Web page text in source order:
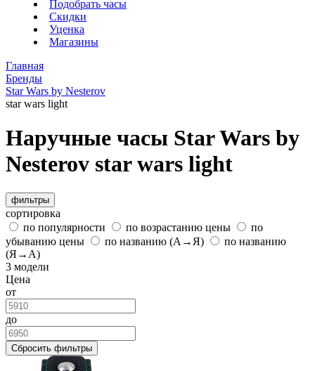
Подобрать часы
Скидки
Уценка
Магазины
Главная
Бренды
Star Wars by Nesterov
star wars light
Наручные часы Star Wars by
Nesterov star wars light
фильтры
сортировка
по популярности
по возрастанию цены
по
убыванию цены
по названию (А→Я)
по названию
(Я→А)
3 модели
Цена
от
до
Сбросить фильтры